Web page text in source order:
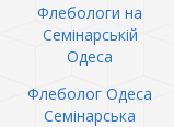
Флебологи на
Семінарській
Одеса
Флеболог Одеса
Семінарська